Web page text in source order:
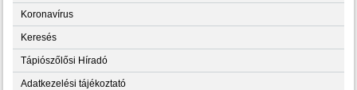
Koronavírus
Keresés
Tápiószőlősi Híradó
Adatkezelési tájékoztató